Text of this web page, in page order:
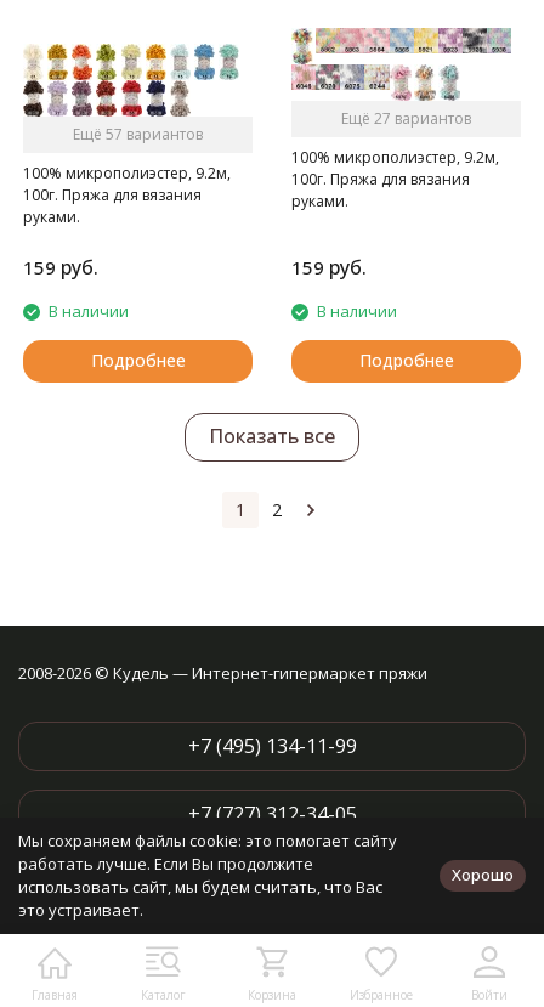
Ещё 57 вариантов
100% микрополиэстер, 9.2м,
100г. Пряжа для вязания
руками.
159 руб.
В наличии
Подробнее
Ещё 27 вариантов
100% микрополиэстер, 9.2м,
100г. Пряжа для вязания
руками.
159 руб.
В наличии
Подробнее
Показать все
1 2
Главная Каталог Корзина Избранное Войти
2008-2026 © Кудель — Интернет-гипермаркет пряжи
+7 (495) 134-11-99
+7 (727) 312-34-05
Для звонков из Казахстана
Написать в мессенджеры:
Написать в Telegram
Мы сохраняем файлы cookie: это помогает сайту
работать лучше. Если Вы продолжите
использовать сайт, мы будем считать, что Вас
это устраивает.
Хорошо